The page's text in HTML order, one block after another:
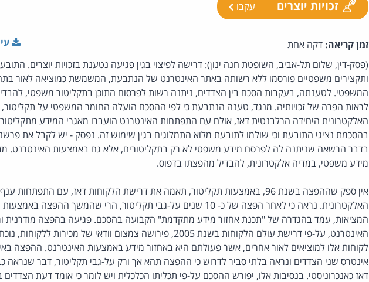
זכויות יוצרים עקבו
זמן קריאה: דקה אחת
(פסק-דין, שלום תל-אביב, השופטת חנה ינון): דרישה לפיצוי בגין פגיעה נטענת בזכויות יוצרים.
ותקצירים משפטיים פורסמו ללא רשותה באתר האינטרנט של הנתבעת, המשמשת כמוציאה לאור
המשפטי. לטענתה, בעקבות הסכם בין הצדדים, ניתנה רשות לפרסום התוכן בתקליטור משפטי,
לראות הפרה של זכויותיה. מנגד, טענה הנתבעת כי לפי ההסכם הועלה החומר המשפטי על
האלקטרונית היחידה הרלבנטית דאז, אולם עם התפתחות האינטרנט הועברו מאגרי המידע
בהסכמת נציגי התובעת וכי שולמו לתובעת מלוא התמלוגים בגין שימוש זה. נפסק - יש לקבל את
בדבר הרשאה שניתנה לה לפרסם מידע משפטי לא רק בתקליטורים, אלא גם באמצעות האינטרנט.
מידע משפטי, במדיה אלקטרונית, להבדיל מהפצתו בדפוס.
אין ספק שההפצה בשנת 96, באמצעות תקליטור, תאמה את דרישת הלקוחות דאז, עם התפתחות
האלקטרונית. נראה כי לאחר הפצה של כ- 10 שנים על-גבי תקליטור, הרי שהמשך
המציאות, עמד בהגדרה של "תכנת אחזור מידע מתקדמת" הקבועה בהסכם. פגיעה בהפצה מודרנית
האינטרנט, על-פי דרישת עולם הלקוחות בשנת 2005, פירושה צמצום וודאי של מכירות
לקוחות אלו למוציאים לאור אחרים, אשר פעולתם היא באחזור מידע באמצעות האינטרנט. ההפצה
אינטרס שני הצדדים ונראה בלתי סביר לדרוש כי ההפצה תהא אך ורק על-גבי תקליטור, דבר שנראה
דאז כאנכרוניסטי. בנסיבות אלו, יפורש ההסכם על-פי תכליתו הכלכלית ויש לומר כי אומד דעת